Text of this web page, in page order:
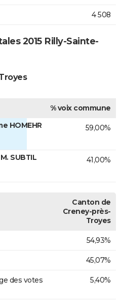
4 508
2015 Rilly-Sainte-
% voix commune
HOMEHR
59,00%
SUBTIL
41,00%
Canton de
Creney-près-
Troyes
54,93%
45,07%
des votes
5,40%